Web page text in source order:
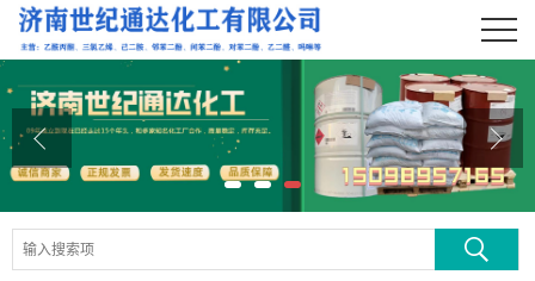
公司首页
公司介绍
产品展厅